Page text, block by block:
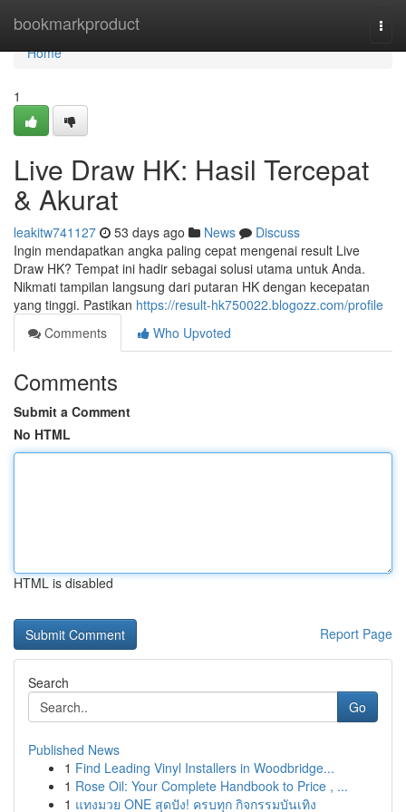
bookmarkproduct
Home
Home
1
Live Draw HK: Hasil Tercepat
& Akurat
leakitw741127 53 days ago News
Discuss
Ingin mendapatkan angka paling cepat mengenai result Live
Draw HK? Tempat ini hadir sebagai solusi utama untuk Anda.
Nikmati tampilan langsung dari putaran HK dengan kecepatan
yang tinggi. Pastikan https://result-hk750022.blogozz.com/profile
Comments
Who Upvoted
Comments
Submit a Comment
No HTML
HTML is disabled
Report Page
Search
Go
Published News
1 Find Leading Vinyl Installers in Woodbridge...
1 Rose Oil: Your Complete Handbook to Price , ...
1 แทงมวย ONE สุดปัง! ครบทุก กิจกรรมบันเทิง